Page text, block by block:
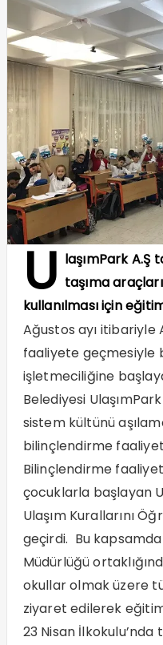
U laşımPark A.Ş
taşıma
kullanılması için
Ağustos ayı itibariyle
faaliyete
işletmeciliğine
Belediyesi
sistem kültünü
bilinçlendirme
Bilinçlendirme
çocuklarla başlayan
Ulaşım Kurallarını
geçirdi. Bu
Müdürlüğü
okullar olmak üzere
ziyaret edilerek
23 Nisan İlkokulu’nda